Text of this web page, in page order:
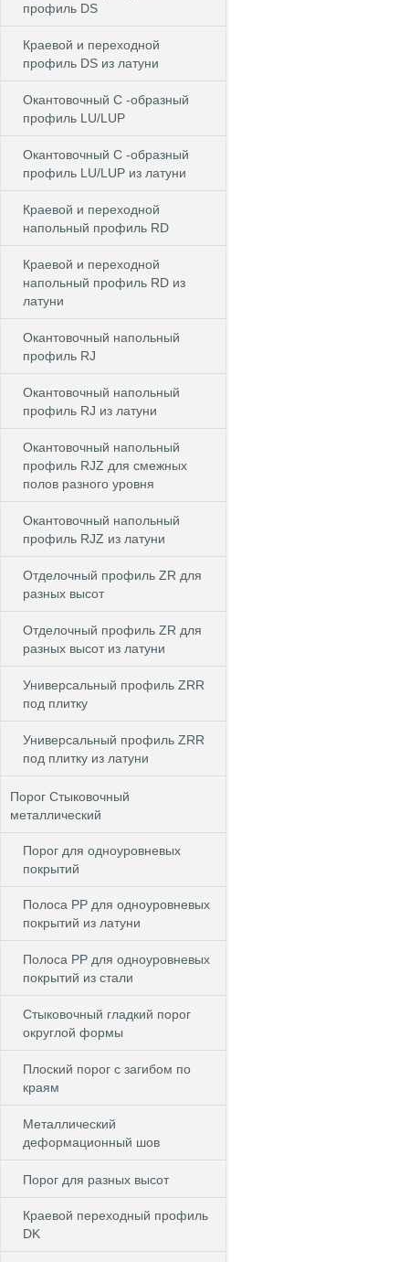
профиль DS
Краевой и переходной
профиль DS из латуни
Окантовочный С -образный
профиль LU/LUP
Окантовочный С -образный
профиль LU/LUP из латуни
Краевой и переходной
напольный профиль RD
Краевой и переходной
напольный профиль RD из
латуни
Окантовочный напольный
профиль RJ
Окантовочный напольный
профиль RJ из латуни
Окантовочный напольный
профиль RJZ для смежных
полов разного уровня
Окантовочный напольный
профиль RJZ из латуни
Отделочный профиль ZR для
разных высот
Отделочный профиль ZR для
разных высот из латуни
Универсальный профиль ZRR
под плитку
Универсальный профиль ZRR
под плитку из латуни
Порог Стыковочный
металлический
Порог для одноуровневых
покрытий
Полоса PP для одноуровневых
покрытий из латуни
Полоса PP для одноуровневых
покрытий из стали
Стыковочный гладкий порог
округлой формы
Плоский порог с загибом по
краям
Металлический
деформационный шов
Порог для разных высот
Краевой переходный профиль
DK